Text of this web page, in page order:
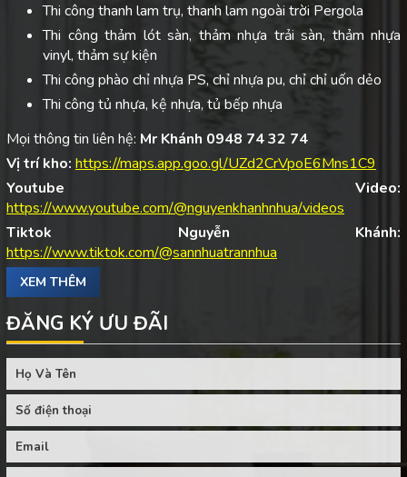
Thi công thanh lam trụ, thanh lam ngoài trời Pergola
Thi công thảm lót sàn, thảm nhựa trải sàn, thảm nhựa
vinyl, thảm sự kiện
Thi công phào chỉ nhựa PS, chỉ nhựa pu, chỉ chỉ uốn dẻo
Thi công tủ nhựa, kệ nhựa, tủ bếp nhựa
Mọi thông tin liên hệ: Mr Khánh 0948 74 32 74
Vị trí kho: https://maps.app.goo.gl/UZd2CrVpoE6Mns1C9
Youtube Video:
https://www.youtube.com/@nguyenkhanhnhua/videos
Tiktok Nguyễn Khánh:
https://www.tiktok.com/@sannhuatrannhua
XEM THÊM
ĐĂNG KÝ ƯU ĐÃI